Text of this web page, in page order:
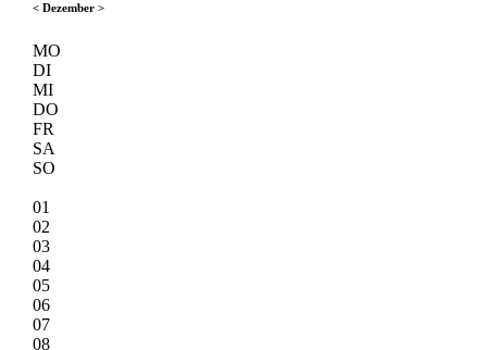
< Dezember >
MO
DI
MI
DO
FR
SA
SO
01
02
03
04
05
06
07
08